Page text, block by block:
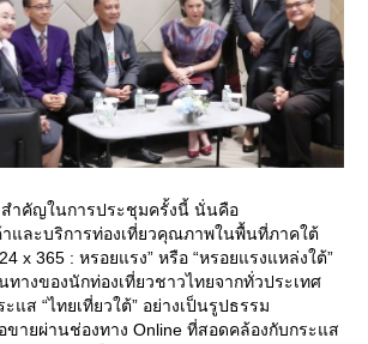
สำคัญในการประชุมครั้งนี้ นั่นคือ
และบริการท่องเที่ยวคุณภาพในพื้นที่ภาคใต้
x 365 : หรอยแรง” หรือ “หรอยแรงแหล่งใต้”
ทางของนักท่องเที่ยวชาวไทยจากทั่วประเทศ
แส “ไทยเที่ยวใต้” อย่างเป็นรูปธรรม
ายผ่านช่องทาง Online ที่สอดคล้องกับกระแส